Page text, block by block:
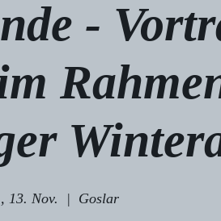
-
13. Nov.
  |
Goslar